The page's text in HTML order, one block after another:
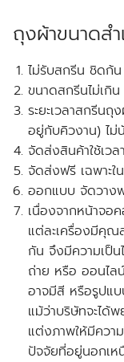
ถุงผ้าขนาดสำ
ไม่รับสกรีน ชิดก้
ขนาดสกรีนไม่เกิ
ระยะเวลาสกรีนถุ
อยู่กับคิวงาน) ไม่
จัดส่งสินค้าใช้เว
จัดส่งฟรี เฉพาะใ
ออกแบบ จัดวาง
เนื่องจากหน้าจอ
แต่ละเครื่องมีคุณ
กัน จึงมีความเป็
ถ่าย หรือ ออนไล
อาจมีสี หรือรูปแ
แม้ว่าบริษัทจะได้
แต่งภาพให้มีควา
ปัจจัยที่อยู่นอกเ